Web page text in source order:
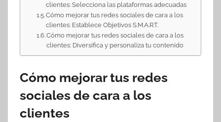
clientes: Selecciona las plataformas adecuadas
Cómo mejorar tus redes sociales de cara a los
clientes: Establece Objetivos S.M.A.R.T.
Cómo mejorar tus redes sociales de cara a los
clientes: Diversifica y personaliza tu contenido
Cómo mejorar tus redes
sociales de cara a los
clientes